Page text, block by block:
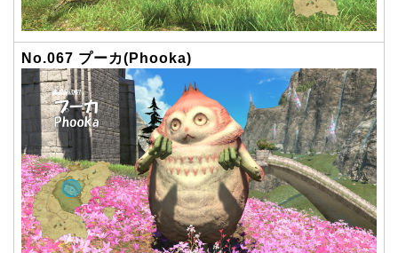
No.067 プーカ(Phooka)